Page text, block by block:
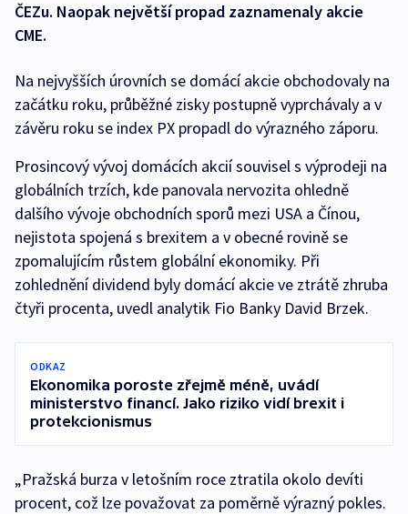
ČEZu. Naopak největší propad zaznamenaly akcie
CME.
Na nejvyšších úrovních se domácí akcie obchodovaly na
začátku roku, průběžné zisky postupně vyprchávaly a v
závěru roku se index PX propadl do výrazného záporu.
Prosincový vývoj domácích akcií souvisel s výprodeji na
globálních trzích, kde panovala nervozita ohledně
dalšího vývoje obchodních sporů mezi USA a Čínou,
nejistota spojená s brexitem a v obecné rovině se
zpomalujícím růstem globální ekonomiky. Při
zohlednění dividend byly domácí akcie ve ztrátě zhruba
čtyři procenta, uvedl analytik Fio Banky David Brzek.
ODKAZ
Ekonomika poroste zřejmě méně, uvádí
ministerstvo financí. Jako riziko vidí brexit i
protekcionismus
„Pražská burza v letošním roce ztratila okolo devíti
procent, což lze považovat za poměrně výrazný pokles.